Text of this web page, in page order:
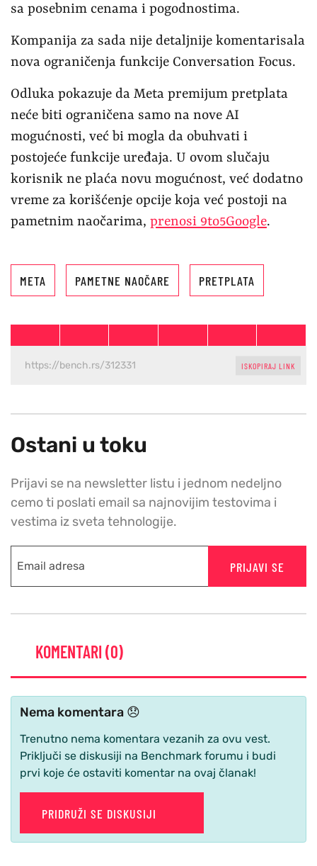
sa posebnim cenama i pogodnostima.
Kompanija za sada nije detaljnije komentarisala
nova ograničenja funkcije Conversation Focus.
Odluka pokazuje da Meta premijum pretplata
neće biti ograničena samo na nove AI
mogućnosti, već bi mogla da obuhvati i
postojeće funkcije uređaja. U ovom slučaju
korisnik ne plaća novu mogućnost, već dodatno
vreme za korišćenje opcije koja već postoji na
pametnim naočarima, prenosi 9to5Google.
META PAMETNE NAOČARE PRETPLATA
ISKOPIRAJ LINK
Ostani u toku
Prijavi se na newsletter listu i jednom nedeljno
cemo ti poslati email sa najnovijim testovima i
vestima iz sveta tehnologije.
PRIJAVI SE
KOMENTARI (0)
Nema komentara 😞
Trenutno nema komentara vezanih za ovu vest.
Priključi se diskusiji na Benchmark forumu i budi
prvi koje će ostaviti komentar na ovaj članak!
PRIDRUŽI SE DISKUSIJI